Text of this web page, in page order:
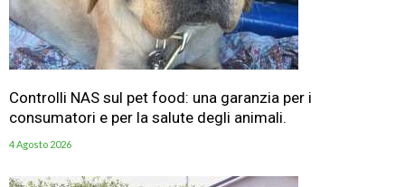
Controlli NAS sul pet food: una garanzia per i
consumatori e per la salute degli animali.
4 Agosto 2026